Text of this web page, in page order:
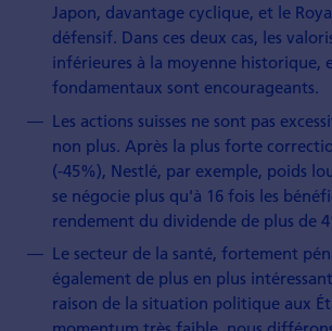
Japon, davantage cyclique, et le
défensif. Dans ces deux cas, les
inférieures à la moyenne historique,
fondamentaux sont encourageants.
Les actions suisses ne sont pas
non plus. Après la plus forte
(-45%), Nestlé, par exemple, poids
se négocie plus qu'à 16 fois les
rendement du dividende de plus de
Le secteur de la santé, fortement
également de plus en plus
raison de la situation politique aux